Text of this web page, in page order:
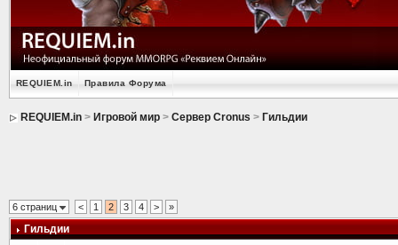
REQUIEM.in Правила Форума
REQUIEM.in> Игровой мир> Сервер Cronus > Гильдии
6 страниц < 1 2 3 4 > »
Гильдии